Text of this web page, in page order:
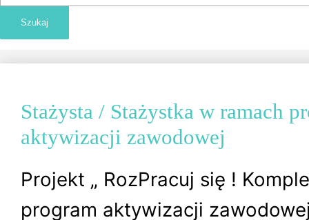
Stażysta / Stażystka w ramach
aktywizacji zawodowej
Projekt „ RozPracuj się !
program aktywizacji